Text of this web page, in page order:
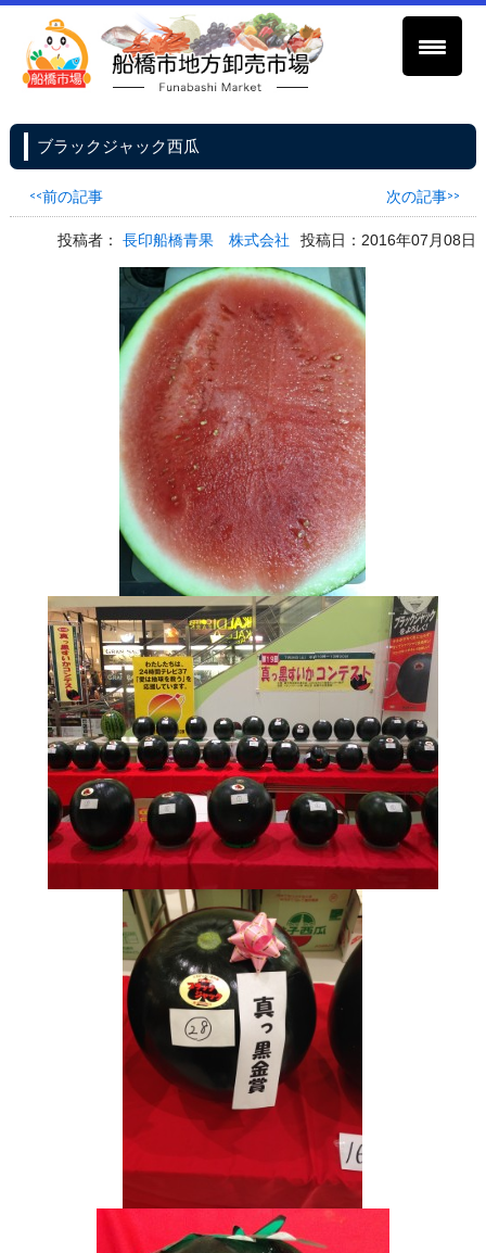
ブラックジャック西瓜
<<前の記事 次の記事>>
投稿者：長印船橋青果 株式会社 投稿日：2016年07月08日